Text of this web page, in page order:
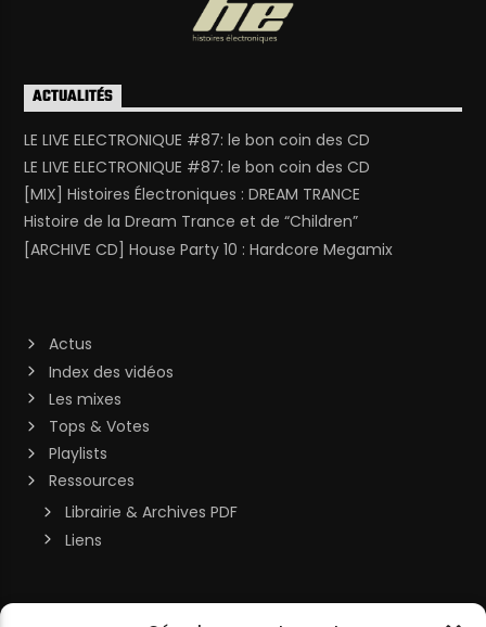
ACTUALITÉS
LE LIVE ELECTRONIQUE #87: le bon coin des CD
LE LIVE ELECTRONIQUE #87: le bon coin des CD
[MIX] Histoires Électroniques : DREAM TRANCE
Histoire de la Dream Trance et de “Children”
[ARCHIVE CD] House Party 10 : Hardcore Megamix
Actus
Index des vidéos
Les mixes
Tops & Votes
Playlists
Ressources
Librairie & Archives PDF
Liens